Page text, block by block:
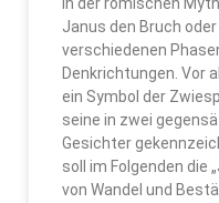
Janus den Bruch
verschiedenen
Denkrichtungen. Vor
ein Symbol der
seine in zwei
Gesichter
soll im Folgenden die
von Wandel und